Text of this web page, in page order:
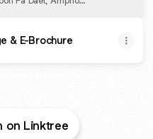
& E-Brochure
on Linktree